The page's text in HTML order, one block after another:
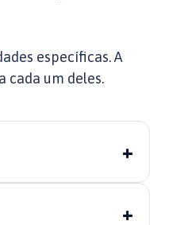
específicas. A
cada um deles.
+
+